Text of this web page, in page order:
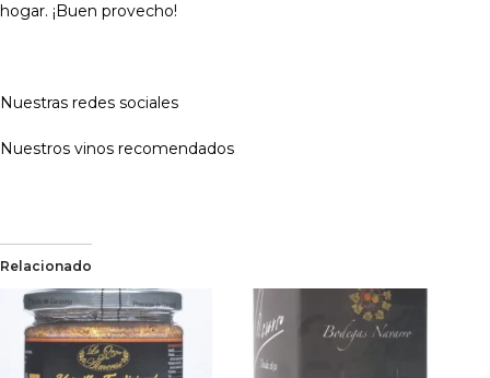
hogar. ¡Buen provecho!
Nuestras redes sociales
Nuestros vinos recomendados
Relacionado